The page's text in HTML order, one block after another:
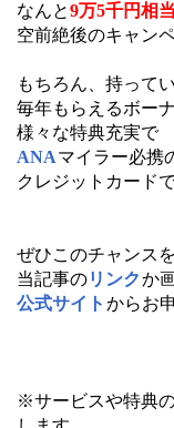
なんと9万5千円相当
空前絶後のキャン
もちろん、持って
毎年もらえるボー
様々な特典充実で
ANAマイラー必携
クレジットカード
ぜひこのチャンス
当記事のリンクか
公式サイト からお
※サービスや特典